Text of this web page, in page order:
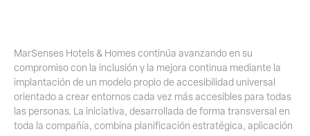
MarSenses Hotels & Homes continúa avanzando en su
compromiso con la inclusión y la mejora continua mediante la
implantación de un modelo propio de accesibilidad universal
orientado a crear entornos cada vez más accesibles para todas
las personas. La iniciativa, desarrollada de forma transversal en
toda la compañía, combina planificación estratégica, aplicación